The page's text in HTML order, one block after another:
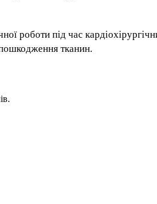
роботи під час
пошкодження тканин.